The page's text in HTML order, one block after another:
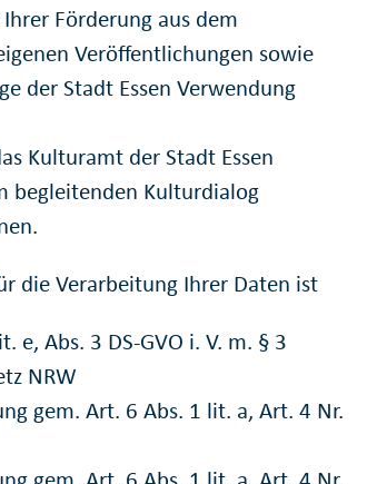
Förderung aus dem
Veröffentlichungen sowie
der Stadt Essen Verwendung
Kulturamt der Stadt Essen
begleitenden Kulturdialog
die Verarbeitung Ihrer Daten ist
e, Abs. 3 DS-GVO i. V. m. § 3
NRW
gem. Art. 6 Abs. 1 lit. a, Art. 4 Nr.